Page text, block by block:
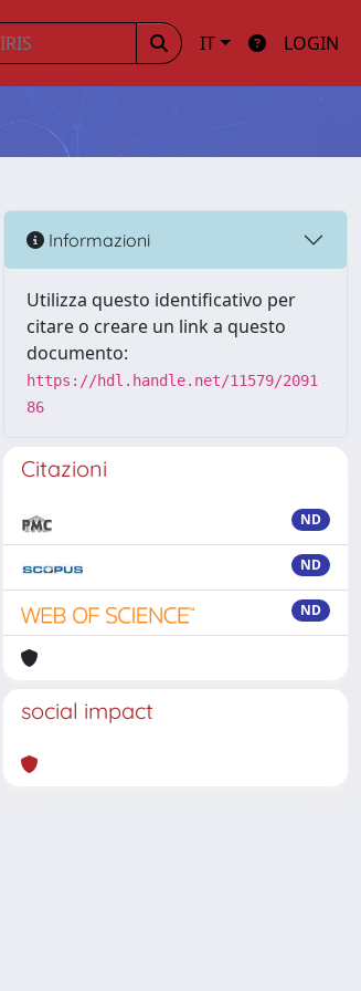
IT LOGIN
Informazioni
Utilizza questo identificativo per
citare o creare un link a questo
documento:
https://hdl.handle.net/11579/2091
86
Citazioni
ND
ND
ND
social impact